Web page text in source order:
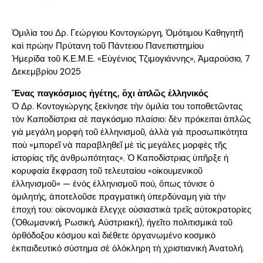
Ὁμιλία του Δρ. Γεώργιου Κοντογιώργη, Ὁμότιμου Καθηγητῆ
καὶ πρώην Πρύτανη τοῦ Πάντειου Πανεπιστημίου
Ἡμερίδα τοῦ Κ.Ε.Μ.Ε. «Εὐγένιος Τζιμογιάννης», Ἀμαρούσιο, 7
Δεκεμβρίου 2025
Ἕνας παγκόσμιος ἡγέτης, ὄχι ἁπλῶς ἑλληνικός
Ὁ Δρ. Κοντογιώργης ξεκίνησε τὴν ὁμιλία του τοποθετῶντας
τὸν Καποδίστρια σὲ παγκόσμιο πλαίσιο: δὲν πρόκειται ἁπλῶς
γιὰ μεγάλη μορφὴ τοῦ ἑλληνισμοῦ, ἀλλὰ γιὰ προσωπικότητα
ποὺ «μπορεῖ νὰ παραβληθεῖ μὲ τὶς μεγάλες μορφὲς τῆς
ἱστορίας τῆς ἀνθρωπότητας». Ὁ Καποδίστριας ὑπῆρξε ἡ
κορυφαία ἔκφραση τοῦ τελευταίου «οἰκουμενικοῦ
ἑλληνισμοῦ» — ἑνὸς ἑλληνισμοῦ πού, ὅπως τόνισε ὁ
ὁμιλητής, ἀποτελοῦσε πραγματικὴ ὑπερδύναμη γιὰ τὴν
ἐποχή του: οἰκονομικὰ ἔλεγχε οὐσιαστικὰ τρεῖς αὐτοκρατορίες
(Ὀθωμανική, Ρωσική, Αὐστριακή), ἡγεῖτο πολιτισμικὰ τοῦ
ὀρθόδοξου κόσμου καὶ διέθετε ὀργανωμένο κοσμικὸ
ἐκπαιδευτικὸ σύστημα σὲ ὁλόκληρη τὴ χριστιανικὴ Ἀνατολή.